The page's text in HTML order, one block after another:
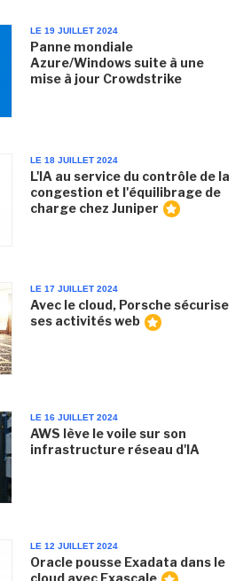
LE 19 JUILLET 2024
Panne mondiale
Azure/Windows suite à une
mise à jour Crowdstrike
LE 18 JUILLET 2024
L'IA au service du contrôle de la
congestion et l'équilibrage de
charge chez Juniper
LE 17 JUILLET 2024
Avec le cloud, Porsche sécurise
ses activités web
LE 16 JUILLET 2024
AWS lève le voile sur son
infrastructure réseau d'IA
LE 12 JUILLET 2024
Oracle pousse Exadata dans le